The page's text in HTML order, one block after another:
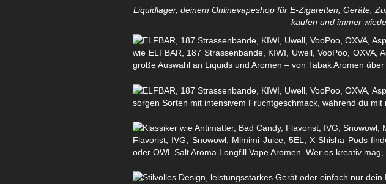
Liquidlager, deinem Onlinevapeshop für E-Zigaretten, Geräte,
kaufen und immer
wie ELFBAR, 187 Strassenbande, KIWI, Uwell, VooPoo,
große Auswahl an Liquids und Aromen – von Tabak Aromen
sorgen Sorten mit intensivem Fruchtgeschmack, während du
Flavorist, IVG, Snowowl, Mimimi Juice, 5EL, X-Shisha Pods
oder OWL Salt Aroma Longfill Vape Aromen. Wer es kreativ